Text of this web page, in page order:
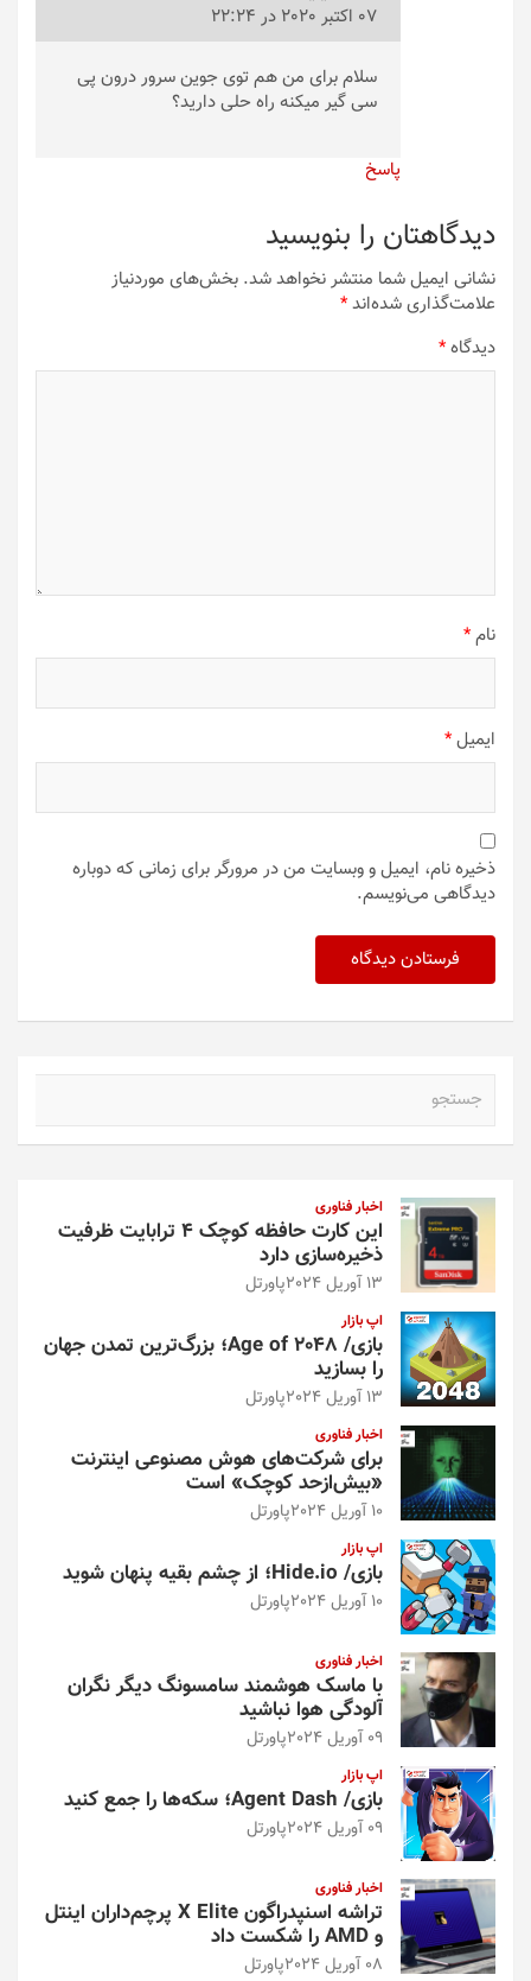
07 اکتبر 2020 در 22:24
سلام برای من هم توی جوین سرور درون پی
سی گیر میکنه راه حلی دارید؟
پاسخ
دیدگاهتان را بنویسید
نشانی ایمیل شما منتشر نخواهد شد. بخش‌های موردنیاز
علامت‌گذاری شده‌اند*
دیدگاه*
نام*
ایمیل*
ذخیره نام، ایمیل و وبسایت من در مرورگر برای زمانی که دوباره
دیدگاهی می‌نویسم.
اخبار فناوری
این کارت حافظه کوچک ۴ ترابایت ظرفیت
ذخیره‌سازی دارد
13 آوریل 2024 پاورتل
اپ بازار
بازی/ Age of 2048؛ بزرگ‌ترین تمدن جهان
را بسازید
13 آوریل 2024 پاورتل
اخبار فناوری
برای شرکت‌های هوش مصنوعی اینترنت
«بیش‌از‌حد کوچک» است
10 آوریل 2024 پاورتل
اپ بازار
بازی/ Hide.io؛ از چشم بقیه پنهان شوید
10 آوریل 2024 پاورتل
اخبار فناوری
با ماسک هوشمند سامسونگ دیگر نگران
آلودگی هوا نباشید
09 آوریل 2024 پاورتل
اپ بازار
بازی/ Agent Dash؛ سکه‌ها را جمع کنید
09 آوریل 2024 پاورتل
اخبار فناوری
تراشه اسنپدراگون X Elite پرچم‌داران اینتل
و AMD را شکست داد
08 آوریل 2024 پاورتل